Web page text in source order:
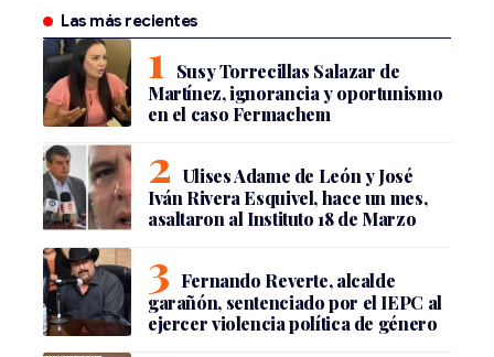
Las más recientes
Susy Torrecillas Salazar de
Martínez, ignorancia y oportunismo
en el caso Fermachem
Ulises Adame de León y José
Iván Rivera Esquivel, hace un mes,
asaltaron al Instituto 18 de Marzo
Fernando Reverte, alcalde
garañón, sentenciado por el IEPC al
ejercer violencia política de género